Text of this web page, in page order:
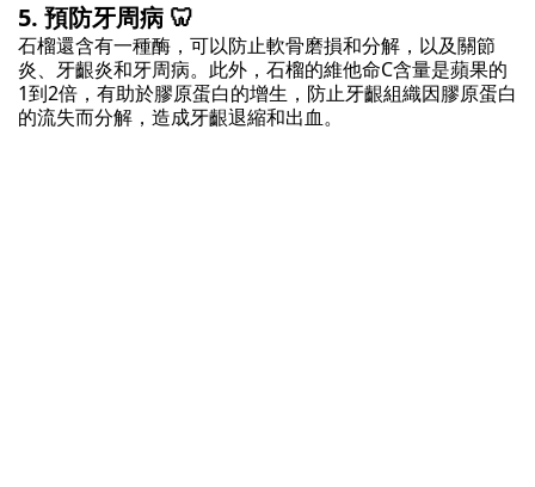
5. 預防牙周病 🦷
石榴還含有一種酶，可以防止軟骨磨損和分解，以及關節
炎、牙齦炎和牙周病。此外，石榴的維他命C含量是蘋果的
1到2倍，有助於膠原蛋白的增生，防止牙齦組織因膠原蛋白
的流失而分解，造成牙齦退縮和出血。